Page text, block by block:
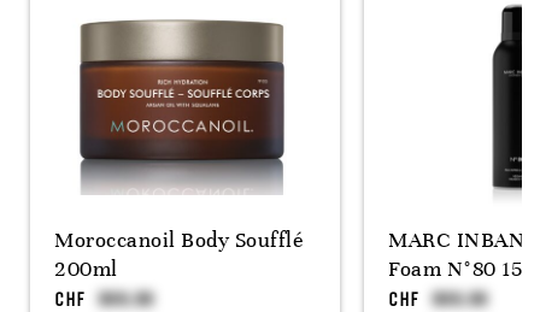
Moroccanoil Body Soufflé
200ml
CHF
MARC
Foam N°80
CHF